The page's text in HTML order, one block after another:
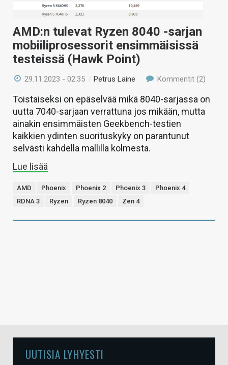
VAIHDA TEEMA
AMD:n tulevat Ryzen 8040 -sarjan
mobiiliprosessorit ensimmäisissä
testeissä (Hawk Point)
29.11.2023 - 02:35 /Petrus Laine Kommentit (2)
Toistaiseksi on epäselvää mikä 8040-sarjassa on
uutta 7040-sarjaan verrattuna jos mikään, mutta
ainakin ensimmäisten Geekbench-testien
kaikkien ydinten suorituskyky on parantunut
selvästi kahdella mallilla kolmesta.
Lue lisää
AMD Phoenix Phoenix 2 Phoenix 3
Phoenix 4
RDNA 3
Ryzen Ryzen 8040 Zen 4
UUTISIA LYHYESTI